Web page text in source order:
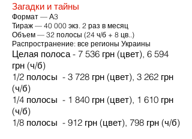
Загадки и тайны
Формат — А3
Тираж — 40 000 экз. 2 раз в месяц
Объем — 32 полосы (24 ч/б + 8 цв..)
Распространение: все регионы Украины
Целая полоса - 7 536 грн (цвет), 6 594
грн (ч/б)
1/2 полосы - 3 728 грн (цвет), 3 262 грн
(ч/б)
1/4 полосы - 1 840 грн (цвет), 1 610 грн
(ч/б)
1/8 полосы - 912 грн (цвет), 798 грн (ч/б)